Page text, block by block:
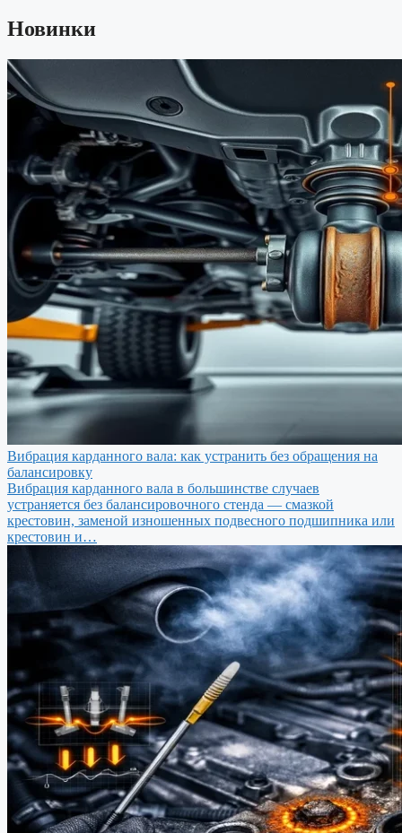
Новинки
Вибрация карданного вала: как устранить без обращения на
балансировку
Вибрация карданного вала в большинстве случаев
устраняется без балансировочного стенда — смазкой
крестовин, заменой изношенных подвесного подшипника или
крестовин и…